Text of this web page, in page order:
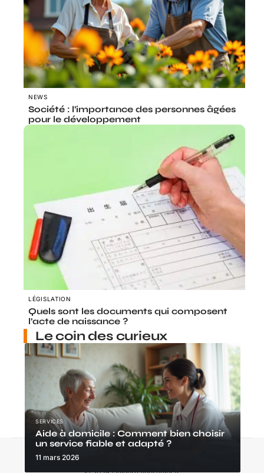
NEWS
Société : l’importance des personnes âgées
pour le développement
LÉGISLATION
Quels sont les documents qui composent
l’acte de naissance ?
Le coin des curieux
SERVICES
Aide à domicile : Comment bien choisir
un service fiable et adapté ?
11 mars 2026
Contact